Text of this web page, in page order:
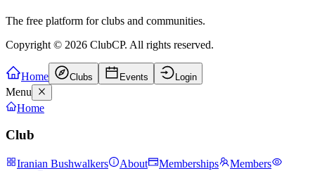
The free platform for clubs and communities.
Copyright © 2026 ClubCP. All rights reserved.
Home Clubs Events Login
Menu
Home
Club
Iranian Bushwalkers About Memberships
Members